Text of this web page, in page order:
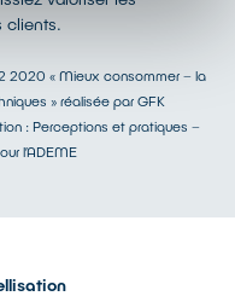
clients.
2020 « Mieux consommer – la
» réalisée par GFK
: Perceptions et pratiques –
l’ADEME